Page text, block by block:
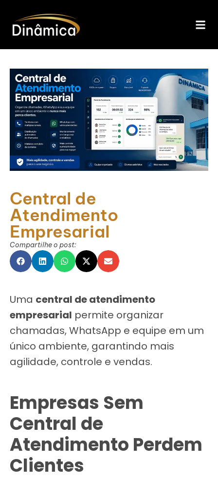
Central de
Atendimento
Empresarial
Compartilhe o post:
Uma central de atendimento
empresarial permite organizar
chamadas, WhatsApp e equipe em um
único ambiente, garantindo mais
agilidade, controle e vendas.
Empresas Sem
Central de
Atendimento Perdem
Clientes